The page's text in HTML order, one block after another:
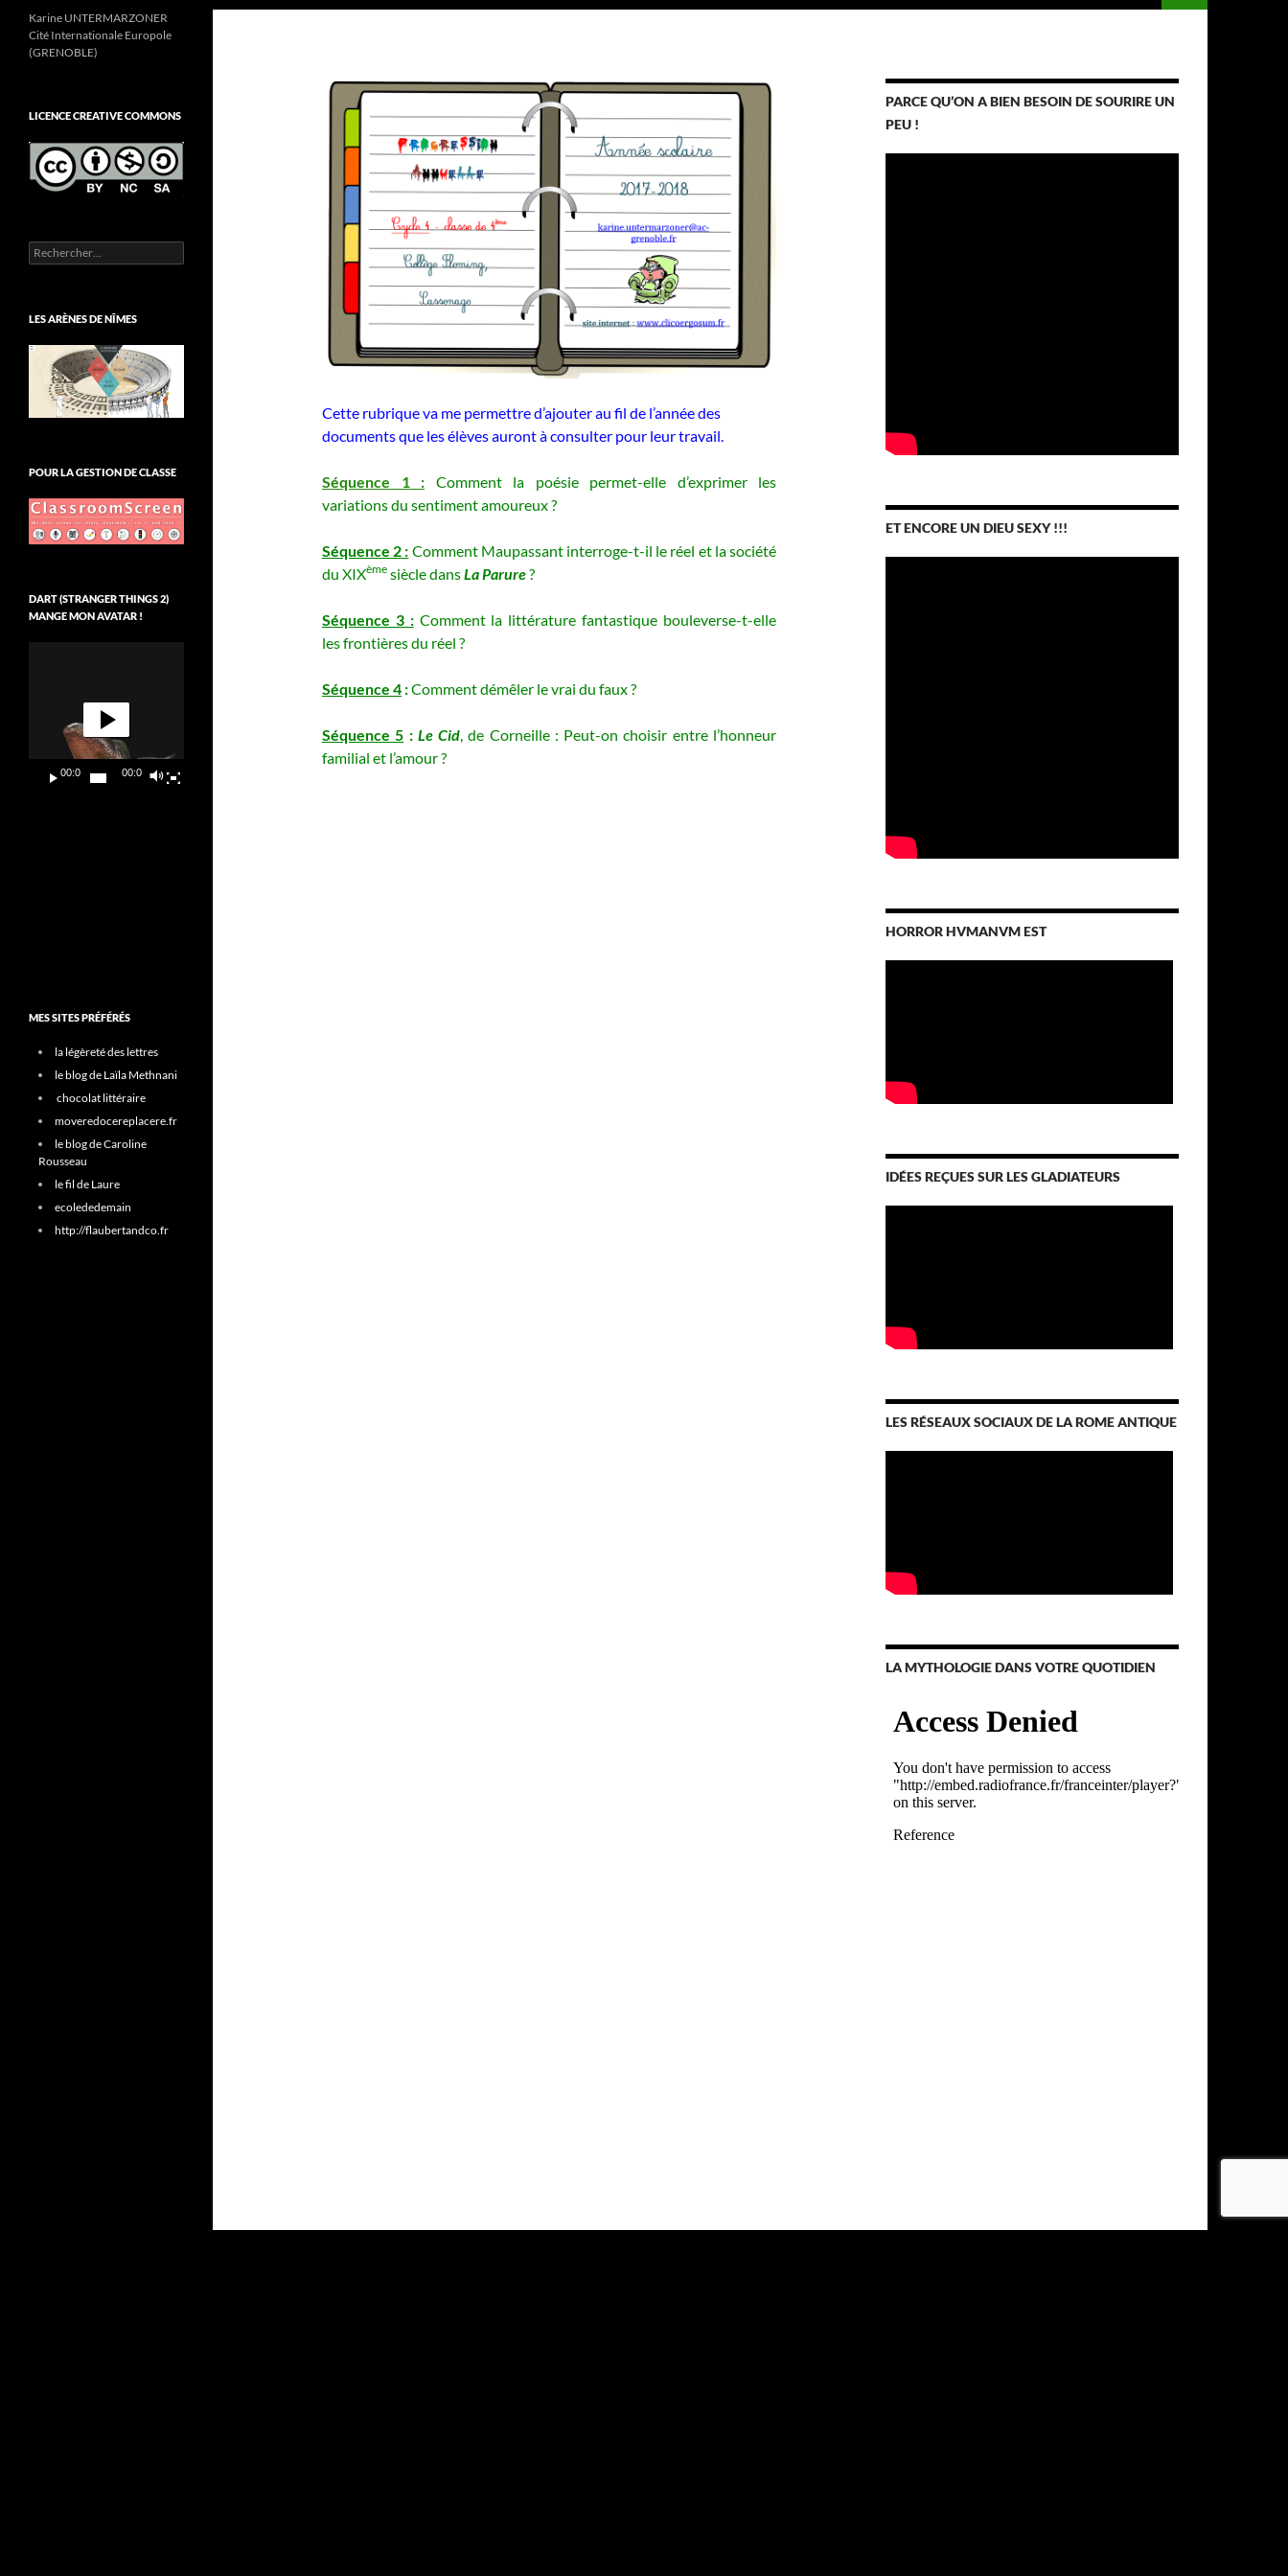
Cette rubrique va me permettre d’ajouter au fil de l’année des
documents que les élèves auront à consulter pour leur travail.
Séquence 1 :
Comment la poésie permet-elle d’exprimer les
variations du sentiment amoureux ?
Séquence 2 : Comment Maupassant interroge-t-il le réel et la société
du XIXème siècle dansLa Parure?
Séquence 3:Comment la littérature fantastique bouleverse-t-elle
les frontières du réel ?
Séquence 4 :Comment démêler le vrai du faux ?
Séquence 5 : Le Cid , de Corneille : Peut-on choisir entre l’honneur
familial et l’amour ?
PARCE QU’ON A BIEN BESOIN DE SOURIRE UN
PEU !
ET ENCORE UN DIEU SEXY !!!
HORROR HVMANVM EST
IDÉES REÇUES SUR LES GLADIATEURS
LES RÉSEAUX SOCIAUX DE LA ROME ANTIQUE
LA MYTHOLOGIE DANS VOTRE QUOTIDIEN
Karine UNTERMARZONER
Cité Internationale Europole
(GRENOBLE)
LICENCE CREATIVE COMMONS
Rechercher :
LES ARÈNES DE NÎMES
POUR LA GESTION DE CLASSE
DART (STRANGER THINGS 2)
MANGE MON AVATAR !
00:00 00:09
MES SITES PRÉFÉRÉS
la légèreté des lettres
le blog de Laïla Methnani
chocolat littéraire
moveredocereplacere.fr
le blog de Caroline
Rousseau
le fil de Laure
ecolededemain
http://flaubertandco.fr